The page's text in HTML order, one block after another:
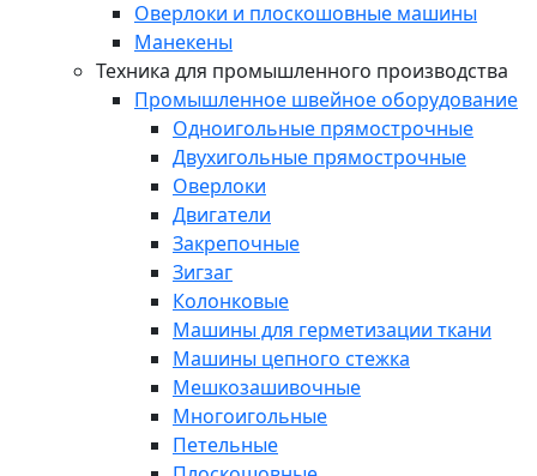
Оверлоки и плоскошовные машины
Манекены
Техника для промышленного производства
Промышленное швейное оборудование
Одноигольные прямострочные
Двухигольные прямострочные
Оверлоки
Двигатели
Закрепочные
Зигзаг
Колонковые
Машины для герметизации ткани
Машины цепного стежка
Мешкозашивочные
Многоигольные
Петельные